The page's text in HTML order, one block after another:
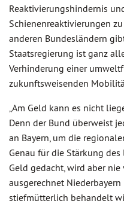
Reaktivierungshindernis
Schienenreaktivierungen
anderen Bundesländern
Staatsregierung ist ganz
Verhinderung einer
zukunftsweisenden
„Am Geld kann es nicht
Denn der Bund überweist
an Bayern, um die
Genau für die Stärkung
Geld gedacht, wird aber
ausgerechnet
stiefmütterlich behandelt